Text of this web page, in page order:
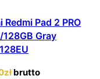
Redmi Pad 2 PRO
128GB Gray
zł brutto